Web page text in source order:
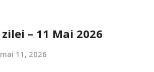
– 11 Mai 2026
mai 11, 2026